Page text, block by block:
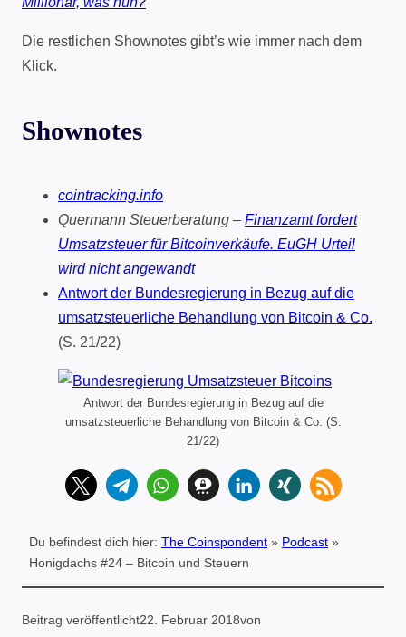
Die restlichen Shownotes gibt’s wie immer nach dem
Klick.
Shownotes
cointracking.info
Quermann Steuerberatung – Finanzamt fordert
Umsatz­steuer für Bitcoin­verkäufe. EuGH Urteil
wird nicht angewandt
Antwort der Bundesregierung in Bezug auf die
umsatzsteuerliche Behandlung von Bitcoin & Co.
(S. 21/22)
Antwort der Bundesregierung in Bezug auf die
umsatzsteuerliche Behandlung von Bitcoin & Co. (S.
21/22)
Du befindest dich hier: The Coinspondent » Podcast »
Honigdachs #24 – Bitcoin und Steuern
Beitrag veröffentlicht22. Februar 2018von